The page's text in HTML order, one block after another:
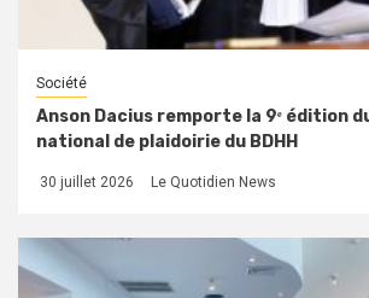
Société
Anson Dacius remporte la 9ᵉ édition
national de plaidoirie du BDHH
30 juillet 2026 Le Quotidien News